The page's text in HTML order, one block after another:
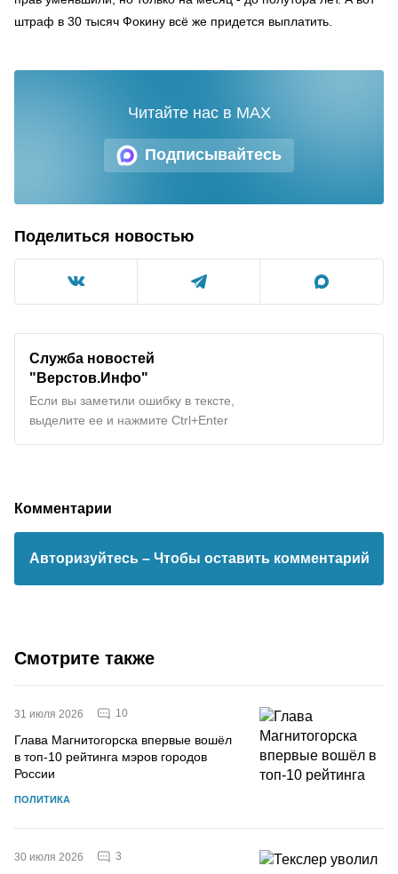
штраф в 30 тысяч Фокину всё же придется выплатить.
Подписывайтесь
Читайте нас в MAX
Поделиться новостью
Служба новостей
"Верстов.Инфо"
Если вы заметили ошибку в тексте,
выделите ее и нажмите Ctrl+Enter
Комментарии
Авторизуйтесь – Чтобы оставить комментарий
Смотрите также
31 июля 2026 10
Глава Магнитогорска впервые вошёл
в топ-10 рейтинга мэров городов
России
ПОЛИТИКА
30 июля 2026 3